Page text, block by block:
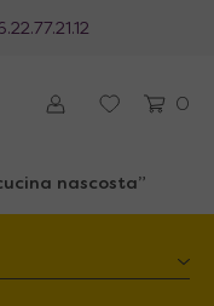
0
nascosta”